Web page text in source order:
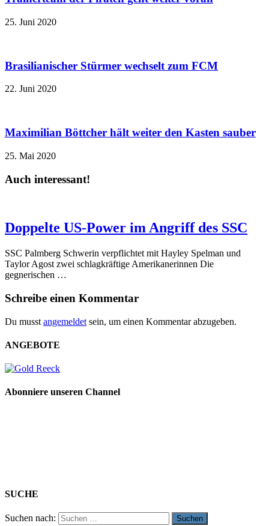
25. Juni 2020
Brasilianischer Stürmer wechselt zum FCM
22. Juni 2020
Maximilian Böttcher hält weiter den Kasten sauber
25. Mai 2020
Auch interessant!
Doppelte US-Power im Angriff des SSC
SSC Palmberg Schwerin verpflichtet mit Hayley Spelman und
Taylor Agost zwei schlagkräftige Amerikanerinnen Die
gegnerischen …
Schreibe einen Kommentar
Du musst angemeldet sein, um einen Kommentar abzugeben.
ANGEBOTE
Abonniere unseren Channel
SUCHE
Suchen nach: